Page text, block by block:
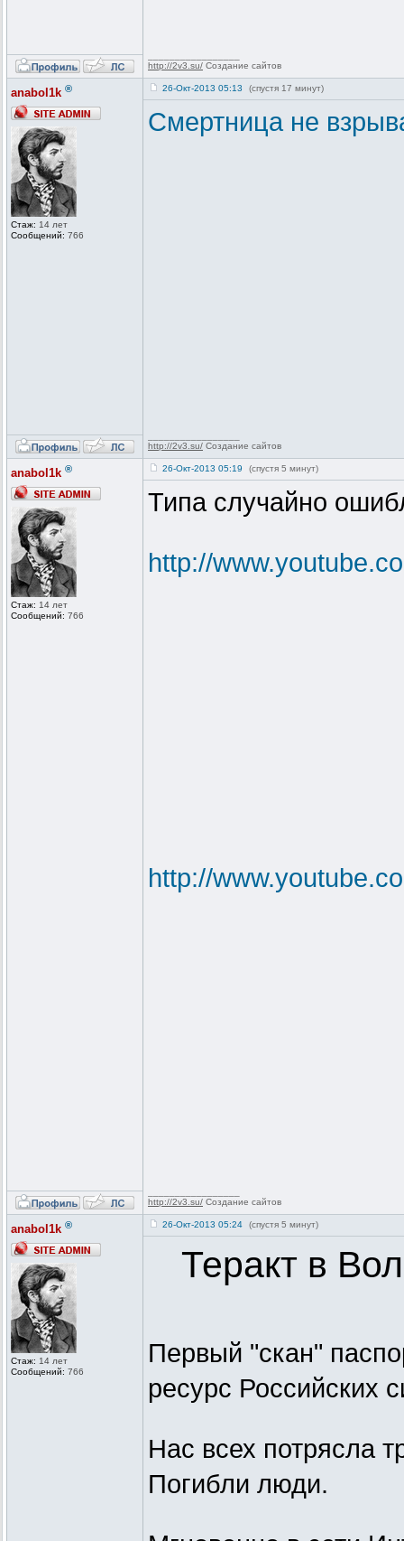
http://2v3.su/ Создание сайтов
anabol1k ®
Стаж: 14 лет
Сообщений: 766
26-Окт-2013 05:13 (спустя 17 минут)
Смертница не
http://2v3.su/ Создание сайтов
anabol1k ®
Стаж: 14 лет
Сообщений: 766
26-Окт-2013 05:19 (спустя 5 минут)
Типа случайно
http://
http://
http://2v3.su/ Создание сайтов
anabol1k ®
Стаж: 14 лет
Сообщений: 766
26-Окт-2013 05:24 (спустя 5 минут)
Теракт в
Первый "скан"
ресурс Российских
Нас всех потрясла
Погибли люди.